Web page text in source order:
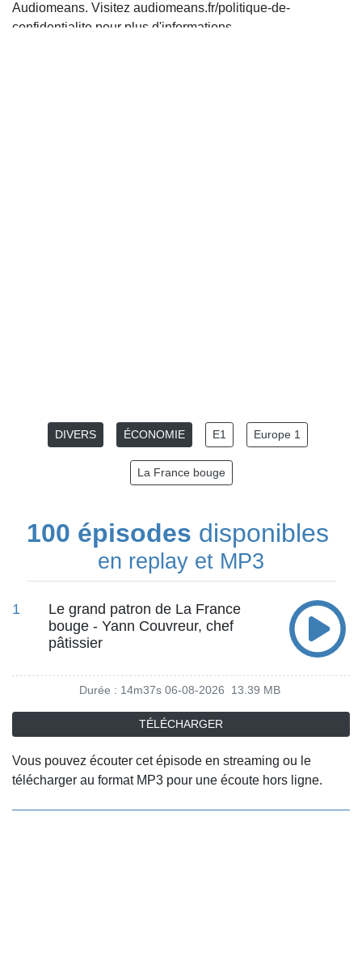
Audiomeans. Visitez audiomeans.fr/politique-de-
confidentialite pour plus d'informations.
DIVERS ÉCONOMIE E1 Europe 1
La France bouge
100 épisodes disponibles
en replay et MP3
1
Le grand patron de La France
bouge - Yann Couvreur, chef
pâtissier
Durée : 14m37s 06-08-2026 13.39 MB
TÉLÉCHARGER
Vous pouvez écouter cet épisode en streaming ou le
télécharger au format MP3 pour une écoute hors ligne.